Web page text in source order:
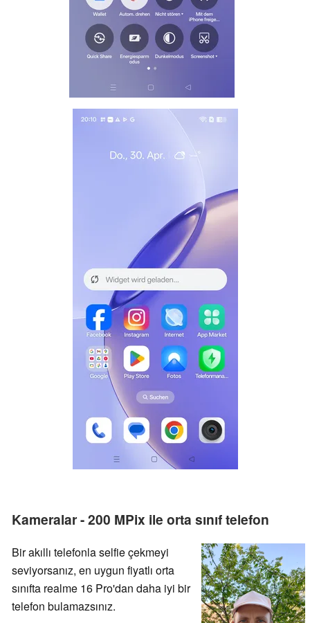
Kameralar - 200 MPix ile orta sınıf telefon
Bir akıllı telefonla selfie çekmeyi
seviyorsanız, en uygun fiyatlı orta
sınıfta realme 16 Pro'dan daha iyi bir
telefon bulamazsınız.